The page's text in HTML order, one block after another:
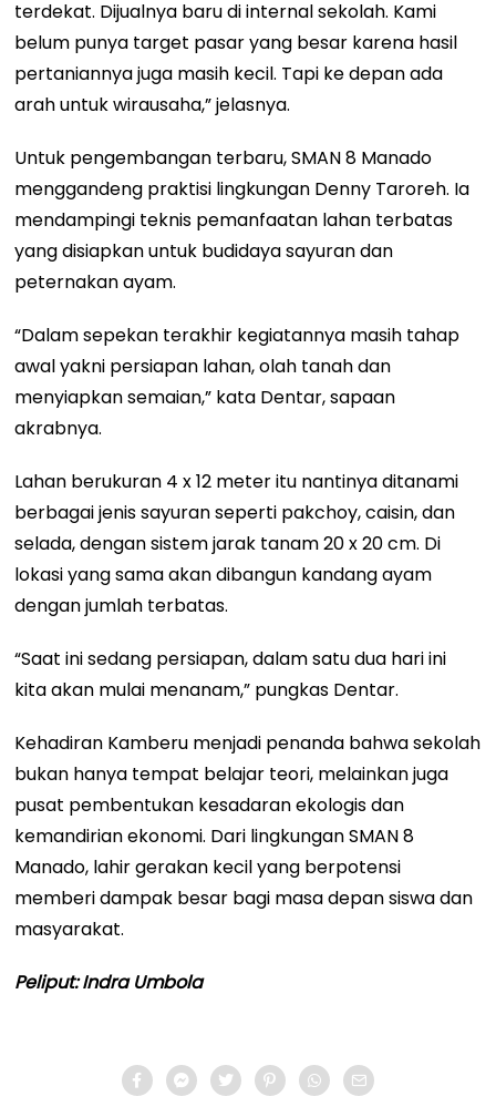
terdekat. Dijualnya baru di internal sekolah. Kami
belum punya target pasar yang besar karena hasil
pertaniannya juga masih kecil. Tapi ke depan ada
arah untuk wirausaha,” jelasnya.
Untuk pengembangan terbaru, SMAN 8 Manado
menggandeng praktisi lingkungan Denny Taroreh. Ia
mendampingi teknis pemanfaatan lahan terbatas
yang disiapkan untuk budidaya sayuran dan
peternakan ayam.
“Dalam sepekan terakhir kegiatannya masih tahap
awal yakni persiapan lahan, olah tanah dan
menyiapkan semaian,” kata Dentar, sapaan
akrabnya.
Lahan berukuran 4 x 12 meter itu nantinya ditanami
berbagai jenis sayuran seperti pakchoy, caisin, dan
selada, dengan sistem jarak tanam 20 x 20 cm. Di
lokasi yang sama akan dibangun kandang ayam
dengan jumlah terbatas.
“Saat ini sedang persiapan, dalam satu dua hari ini
kita akan mulai menanam,” pungkas Dentar.
Kehadiran Kamberu menjadi penanda bahwa sekolah
bukan hanya tempat belajar teori, melainkan juga
pusat pembentukan kesadaran ekologis dan
kemandirian ekonomi. Dari lingkungan SMAN 8
Manado, lahir gerakan kecil yang berpotensi
memberi dampak besar bagi masa depan siswa dan
masyarakat.
Peliput: Indra Umbola